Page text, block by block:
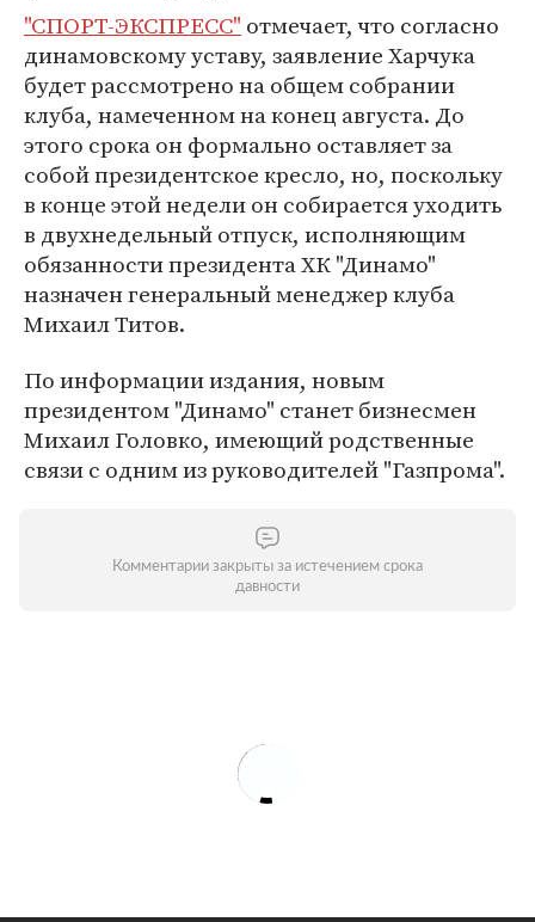
"СПОРТ-ЭКСПРЕСС" отмечает, что согласно
динамовскому уставу, заявление Харчука
будет рассмотрено на общем собрании
клуба, намеченном на конец августа. До
этого срока он формально оставляет за
собой президентское кресло, но, поскольку
в конце этой недели он собирается уходить
в двухнедельный отпуск, исполняющим
обязанности президента ХК "Динамо"
назначен генеральный менеджер клуба
Михаил Титов.
По информации издания, новым
президентом "Динамо" станет бизнесмен
Михаил Головко, имеющий родственные
связи с одним из руководителей "Газпрома".
Комментарии закрыты за истечением срока
давности